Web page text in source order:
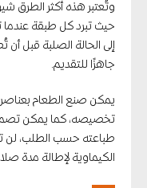
وتُعتبر هذه أكثر الطرق
حيث تبرد كل طبقة
إلى الحالة الصلبة قبل
جاهزًا للتقديم.
يمكن صنع الطعام
تخصيصه، كما يمكن
طباعته حسب الطلب، لن
الكيماوية لإطالة مدة